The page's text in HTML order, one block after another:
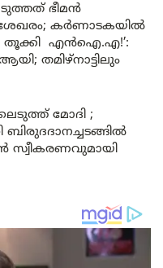
ഭീമൻ
കർണാടകയിൽ
തൂക്കി എൻഐ.എ!’:
തമിഴ്‌നാട്ടിലും
മോദി ;
സ്വീകരണവുമായി